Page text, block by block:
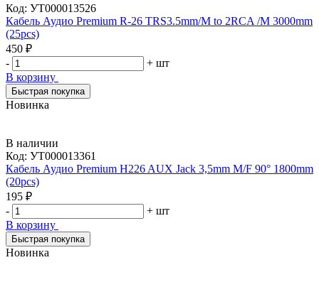
Код: УТ000013526
Кабель Аудио Premium R-26 TRS3.5mm/M to 2RCA /M 3000mm
(25pcs)
450 ₽
-
+ шт
В корзину
Быстрая покупка
Новинка
В наличии
Код: УТ000013361
Кабель Аудио Premium H226 AUX Jack 3,5mm M/F 90° 1800mm
(20pcs)
195 ₽
-
+ шт
В корзину
Быстрая покупка
Новинка